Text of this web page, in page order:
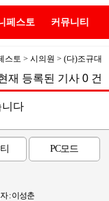
페스토 커뮤니티
스토 > 시의원 > (다)조규대
재 등록된 기사 0 건
다
PC모드
: 이성춘